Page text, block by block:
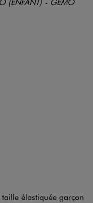
élastiquée garçon